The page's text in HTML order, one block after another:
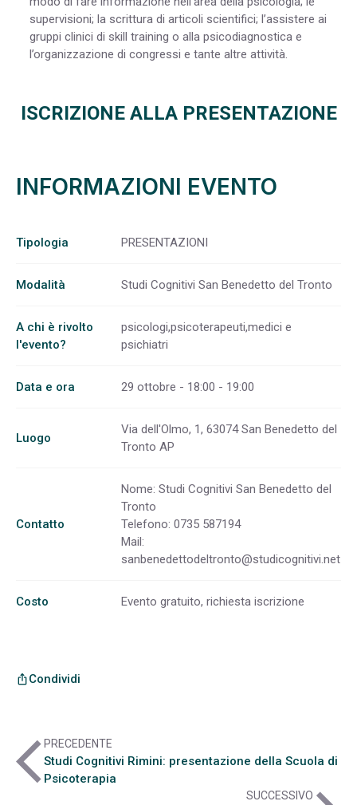
supervisioni; la scrittura di articoli scientifici; l’assistere ai
gruppi clinici di skill training o alla psicodiagnostica e
l’organizzazione di congressi e tante altre attività.
ISCRIZIONE ALLA PRESENTAZIONE
INFORMAZIONI EVENTO
Tipologia PRESENTAZIONI
Modalità Studi Cognitivi San Benedetto del Tronto
A chi è rivolto
l'evento?
psicologi,psicoterapeuti,medici e
psichiatri
Data e ora 29 ottobre - 18:00 - 19:00
Luogo
Via dell'Olmo, 1, 63074 San Benedetto del
Tronto AP
Contatto
Nome: Studi Cognitivi San Benedetto del
Tronto
Telefono: 0735 587194
Mail:
sanbenedettodeltronto@studicognitivi.net
Costo Evento gratuito, richiesta iscrizione
ios_shareCondividi
arrow_back_iosPRECEDENTE
Studi Cognitivi Rimini: presentazione della Scuola di
Psicoterapia
SUCCESSIVO